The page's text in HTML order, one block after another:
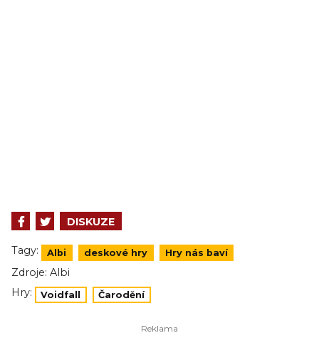
DISKUZE
Tagy: Albi deskové hry Hry nás baví
Zdroje: Albi
Hry:
Voidfall Čarodění